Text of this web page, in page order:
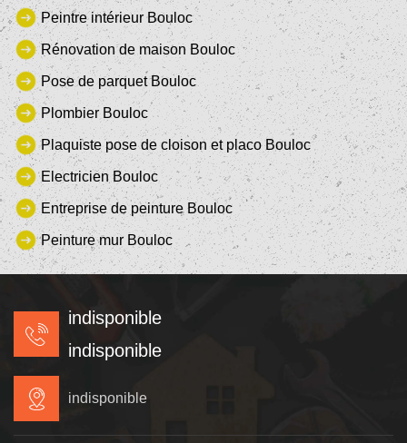
Peintre intérieur Bouloc
Rénovation de maison Bouloc
Pose de parquet Bouloc
Plombier Bouloc
Plaquiste pose de cloison et placo Bouloc
Electricien Bouloc
Entreprise de peinture Bouloc
Peinture mur Bouloc
indisponible
indisponible
indisponible